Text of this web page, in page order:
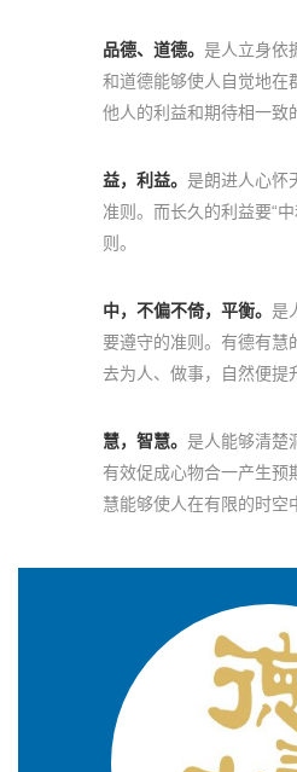
品德、道德。 是人立身依
和道德能够使人自觉地在
他人的利益和期待相一致
益，利益。 是朗进人心怀
准则。而长久的利益要“
则。
中，不偏不倚，平衡。 是
要遵守的准则。有德有慧
去为人、做事，自然便提
慧，智慧。 是人能够清楚
有效促成心物合一产生预
慧能够使人在有限的时空